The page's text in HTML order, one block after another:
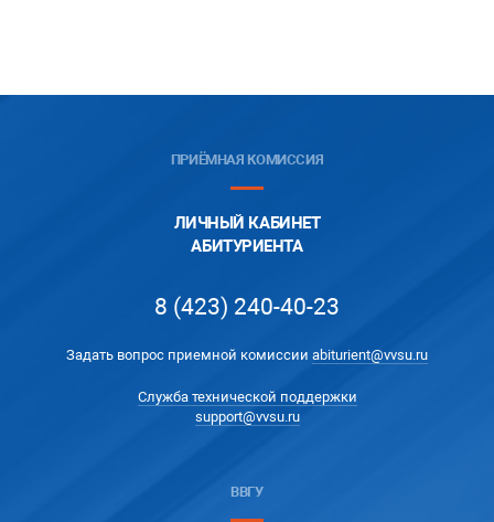
ПРИЁМНАЯ КОМИССИЯ
ЛИЧНЫЙ КАБИНЕТ
АБИТУРИЕНТА
8 (423) 240-40-23
Задать вопрос приемной комиссии abiturient@vvsu.ru
Служба технической поддержки
support@vvsu.ru
ВВГУ